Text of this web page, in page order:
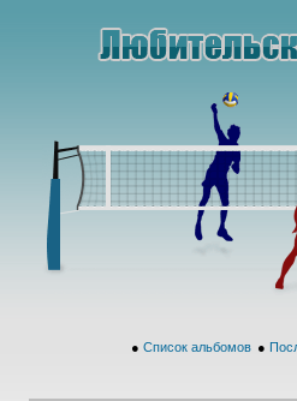
● Список альбомов ●